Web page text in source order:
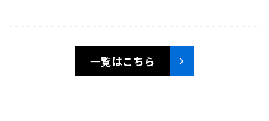
一覧はこちら